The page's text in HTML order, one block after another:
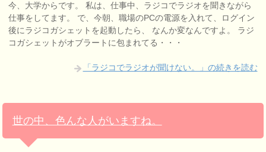
今、大学からです。 私は、仕事中、ラジコでラジオを聞きながら
仕事をしてます。 で、今朝、職場のPCの電源を入れて、ログイン
後にラジコガシェットを起動したら、 なんか変なんですよ。 ラジ
コガシェットがオブラートに包まれてる・・・
「ラジコでラジオが聞けない。」の続きを読む
世の中、色んな人がいますね。